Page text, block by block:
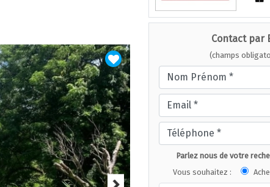
Contact par
(champs
Parlez nous de votre
Vous souhaitez :